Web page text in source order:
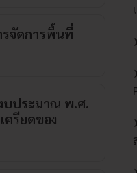
รจัดการพื้นที่
บประมาณ พ.ศ.
ครียดของ